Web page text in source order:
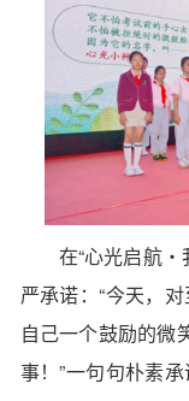
在“心光启航
严承诺：“今天，
自己一个鼓励的微
事！”一句句朴素